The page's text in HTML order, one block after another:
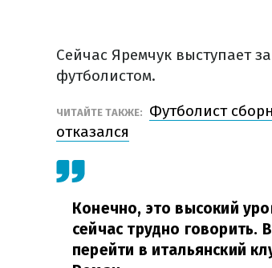
Сейчас Яремчук выступает
футболистом.
ЧИТАЙТЕ ТАКЖЕ:
Футболист
отказался
Конечно, это высокий
сейчас трудно говорить.
перейти в итальянский